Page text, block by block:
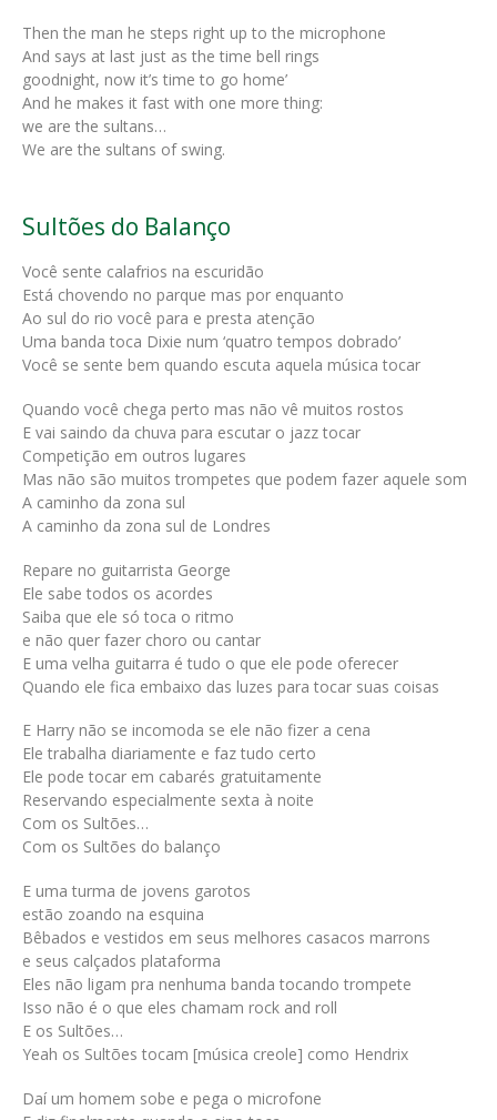
Then the man he steps right up to the microphone
And says at last just as the time bell rings
goodnight, now it’s time to go home’
And he makes it fast with one more thing:
we are the sultans…
We are the sultans of swing.
Sultões do Balanço
Você sente calafrios na escuridão
Está chovendo no parque mas por enquanto
Ao sul do rio você para e presta atenção
Uma banda toca Dixie num ‘quatro tempos dobrado’
Você se sente bem quando escuta aquela música tocar
Quando você chega perto mas não vê muitos rostos
E vai saindo da chuva para escutar o jazz tocar
Competição em outros lugares
Mas não são muitos trompetes que podem fazer aquele som
A caminho da zona sul
A caminho da zona sul de Londres
Repare no guitarrista George
Ele sabe todos os acordes
Saiba que ele só toca o ritmo
e não quer fazer choro ou cantar
E uma velha guitarra é tudo o que ele pode oferecer
Quando ele fica embaixo das luzes para tocar suas coisas
E Harry não se incomoda se ele não fizer a cena
Ele trabalha diariamente e faz tudo certo
Ele pode tocar em cabarés gratuitamente
Reservando especialmente sexta à noite
Com os Sultões…
Com os Sultões do balanço
E uma turma de jovens garotos
estão zoando na esquina
Bêbados e vestidos em seus melhores casacos marrons
e seus calçados plataforma
Eles não ligam pra nenhuma banda tocando trompete
Isso não é o que eles chamam rock and roll
E os Sultões…
Yeah os Sultões tocam [música creole] como Hendrix
Daí um homem sobe e pega o microfone